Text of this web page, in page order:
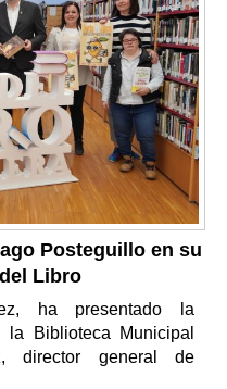
Posteguillo en su
Libro
ha presentado la
Biblioteca Municipal
director general de